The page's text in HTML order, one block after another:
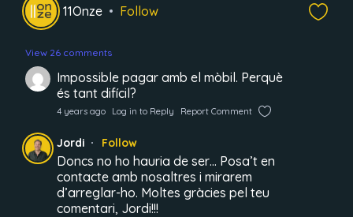
11Onze Follow
View 26 comments
Impossible pagar amb el mòbil. Perquè
és tant difícil?
4 years ago Log in to Reply Report Comment
Jordi Follow
Doncs no ho hauria de ser… Posa’t en
contacte amb nosaltres i mirarem
d’arreglar-ho. Moltes gràcies pel teu
comentari, Jordi!!!